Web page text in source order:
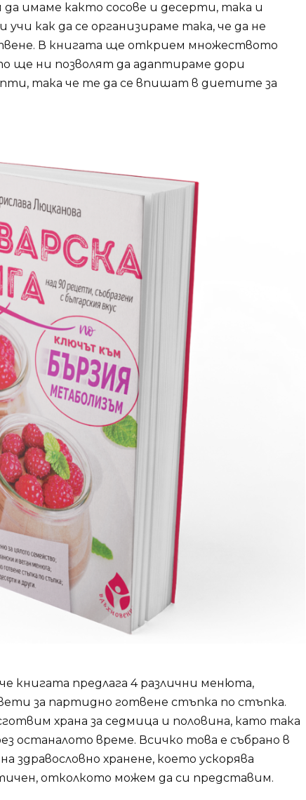
имаме както сосове и десерти, така и
как да се организираме така, че да не
В книгата ще открием множеството
ще ни позволят да адаптираме дори
така че те да се впишат в диетите за
книгата предлага 4 различни менюта,
за партидно готвене стъпка по стъпка.
храна за седмица и половина, като така
останалото време. Всичко това е събрано в
здравословно хранене, което ускорява
отколкото можем да си представим.